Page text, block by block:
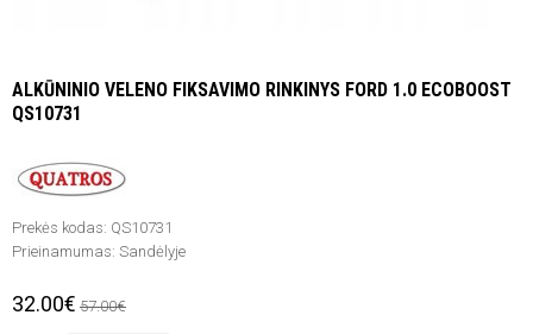
ALKŪNINIO VELENO FIKSAVIMO RINKINYS FORD 1.0 ECOBOOST
QS10731
Prekės kodas: QS10731
Prieinamumas: Sandėlyje
32.00€ 57.00€